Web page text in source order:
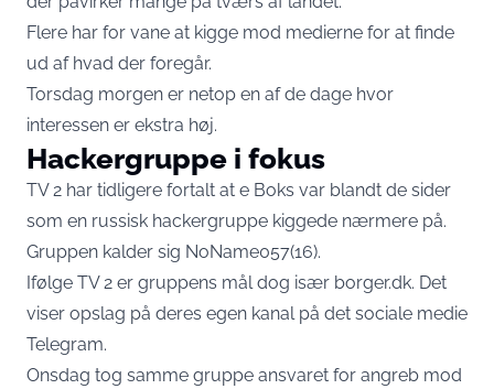
Flere har for vane at kigge mod medierne for at finde
ud af hvad der foregår.
Torsdag morgen er netop en af de dage hvor
interessen er ekstra høj.
Hackergruppe i fokus
TV 2 har tidligere fortalt at e Boks var blandt de sider
som en russisk hackergruppe kiggede nærmere på.
Gruppen kalder sig NoName057(16).
Ifølge TV 2 er gruppens mål dog især borger.dk. Det
viser opslag på deres egen kanal på det sociale medie
Telegram.
Onsdag tog samme gruppe ansvaret for angreb mod